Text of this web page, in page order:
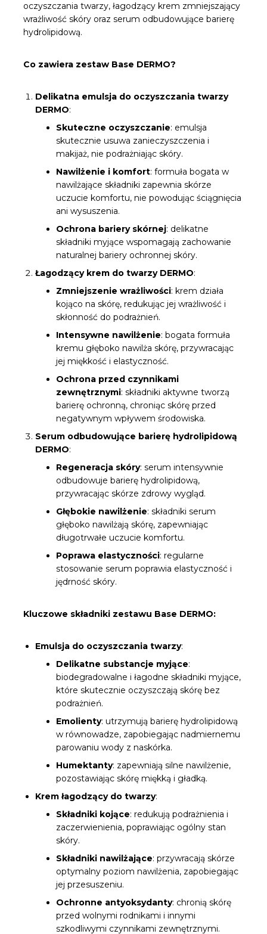
oczyszczania twarzy, łagodzący krem zmniejszający
wrażliwość skóry oraz serum odbudowujące barierę
hydrolipidową.
Co zawiera zestaw Base DERMO?
Delikatna emulsja do oczyszczania twarzy
DERMO:
Skuteczne oczyszczanie: emulsja
skutecznie usuwa zanieczyszczenia i
makijaż, nie podrażniając skóry.
Nawilżenie i komfort: formuła bogata w
nawilżające składniki zapewnia skórze
uczucie komfortu, nie powodując ściągnięcia
ani wysuszenia.
Ochrona bariery skórnej: delikatne
składniki myjące wspomagają zachowanie
naturalnej bariery ochronnej skóry.
Łagodzący krem do twarzy DERMO:
Zmniejszenie wrażliwości: krem działa
kojąco na skórę, redukując jej wrażliwość i
skłonność do podrażnień.
Intensywne nawilżenie: bogata formuła
kremu głęboko nawilża skórę, przywracając
jej miękkość i elastyczność.
Ochrona przed czynnikami
zewnętrznymi: składniki aktywne tworzą
barierę ochronną, chroniąc skórę przed
negatywnym wpływem środowiska.
Serum odbudowujące barierę hydrolipidową
DERMO:
Regeneracja skóry: serum intensywnie
odbudowuje barierę hydrolipidową,
przywracając skórze zdrowy wygląd.
Głębokie nawilżenie: składniki serum
głęboko nawilżają skórę, zapewniając
długotrwałe uczucie komfortu.
Poprawa elastyczności: regularne
stosowanie serum poprawia elastyczność i
jędrność skóry.
Kluczowe składniki zestawu Base DERMO:
Emulsja do oczyszczania twarzy:
Delikatne substancje myjące:
biodegradowalne i łagodne składniki myjące,
które skutecznie oczyszczają skórę bez
podrażnień.
Emolienty: utrzymują barierę hydrolipidową
w równowadze, zapobiegając nadmiernemu
parowaniu wody z naskórka.
Humektanty: zapewniają silne nawilżenie,
pozostawiając skórę miękką i gładką.
Krem łagodzący do twarzy:
Składniki kojące: redukują podrażnienia i
zaczerwienienia, poprawiając ogólny stan
skóry.
Składniki nawilżające: przywracają skórze
optymalny poziom nawilżenia, zapobiegając
jej przesuszeniu.
Ochronne antyoksydanty: chronią skórę
przed wolnymi rodnikami i innymi
szkodliwymi czynnikami zewnętrznymi.